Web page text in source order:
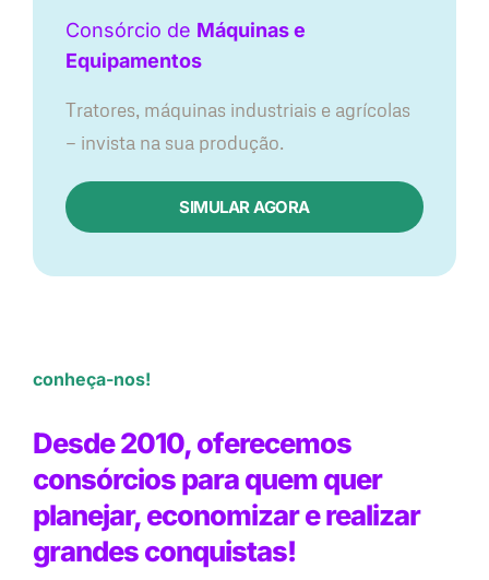
Consórcio de Máquinas e
Equipamentos
Tratores, máquinas industriais e agrícolas
— invista na sua produção.
SIMULAR AGORA
conheça-nos!
Desde 2010, oferecemos
consórcios para quem quer
planejar, economizar e realizar
grandes conquistas!